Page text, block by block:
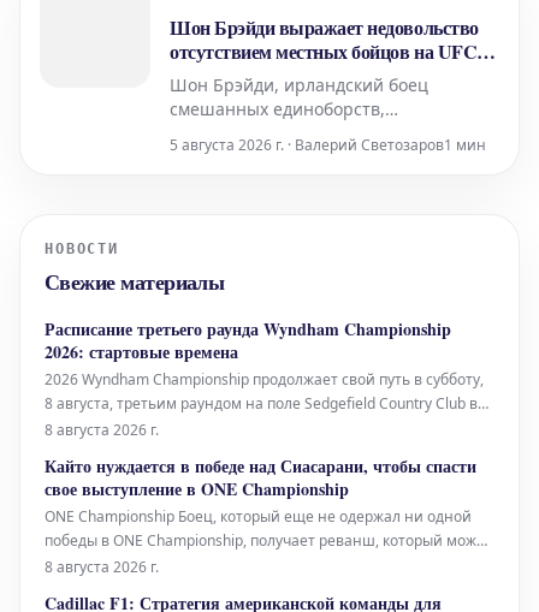
словам врачей, могло привести к
Шон Брэйди выражает недовольство
отсутствием местных бойцов на UFC
330
Шон Брэйди, ирландский боец
смешанных единоборств,
выступающий в Абсолютном
бойцовском чемпионате (UFC),
Брэйди считает, что на карде
5 августа 2026 г. · Валерий Светозаров1 мин
НОВОСТИ
Свежие материалы
Расписание третьего раунда Wyndham Championship
2026: стартовые времена
2026 Wyndham Championship продолжает свой путь в субботу,
8 августа, третьим раундом на поле Sedgefield Country Club в
Северной Каролине. Полное расписание стартовых времен
Championship, третий р
8 августа 2026 г.
Кайто нуждается в победе над Сиасарани, чтобы спасти
свое выступление в ONE Championship
ONE Championship Боец, который еще не одержал ни одной
победы в ONE Championship, получает реванш, который может
определить всю его карьеру в промоушене. Гарантированный
8 августа 2026 г.
Cadillac F1: Стратегия американской команды для